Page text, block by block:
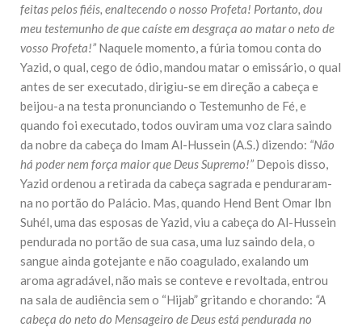
feitas pelos fiéis, enaltecendo o nosso Profeta! Portanto, dou
meu testemunho de que caíste em desgraça ao matar o neto de
vosso Profeta!” Naquele momento, a fúria tomou conta do
Yazid, o qual, cego de ódio, mandou matar o emissário, o qual
antes de ser executado, dirigiu-se em direção a cabeça e
beijou-a na testa pronunciando o Testemunho de Fé, e
quando foi executado, todos ouviram uma voz clara saindo
da nobre da cabeça do Imam Al-Hussein (A.S.) dizendo: “Não
há poder nem força maior que Deus Supremo!” Depois disso,
Yazid ordenou a retirada da cabeça sagrada e penduraram-
na no portão do Palácio. Mas, quando Hend Bent Omar Ibn
Suhél, uma das esposas de Yazid, viu a cabeça do Al-Hussein
pendurada no portão de sua casa, uma luz saindo dela, o
sangue ainda gotejante e não coagulado, exalando um
aroma agradável, não mais se conteve e revoltada, entrou
na sala de audiência sem o “Hijab” gritando e chorando: “A
cabeça do neto do Mensageiro de Deus está pendurada no